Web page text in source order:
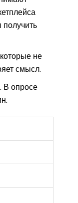
не
смысл.
В опросе